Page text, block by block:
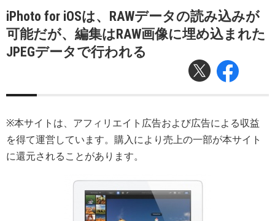
iPhoto for iOSは、RAWデータの読み込みが
可能だが、編集はRAW画像に埋め込まれた
JPEGデータで行われる
※本サイトは、アフィリエイト広告および広告による収益
を得て運営しています。購入により売上の一部が本サイト
に還元されることがあります。